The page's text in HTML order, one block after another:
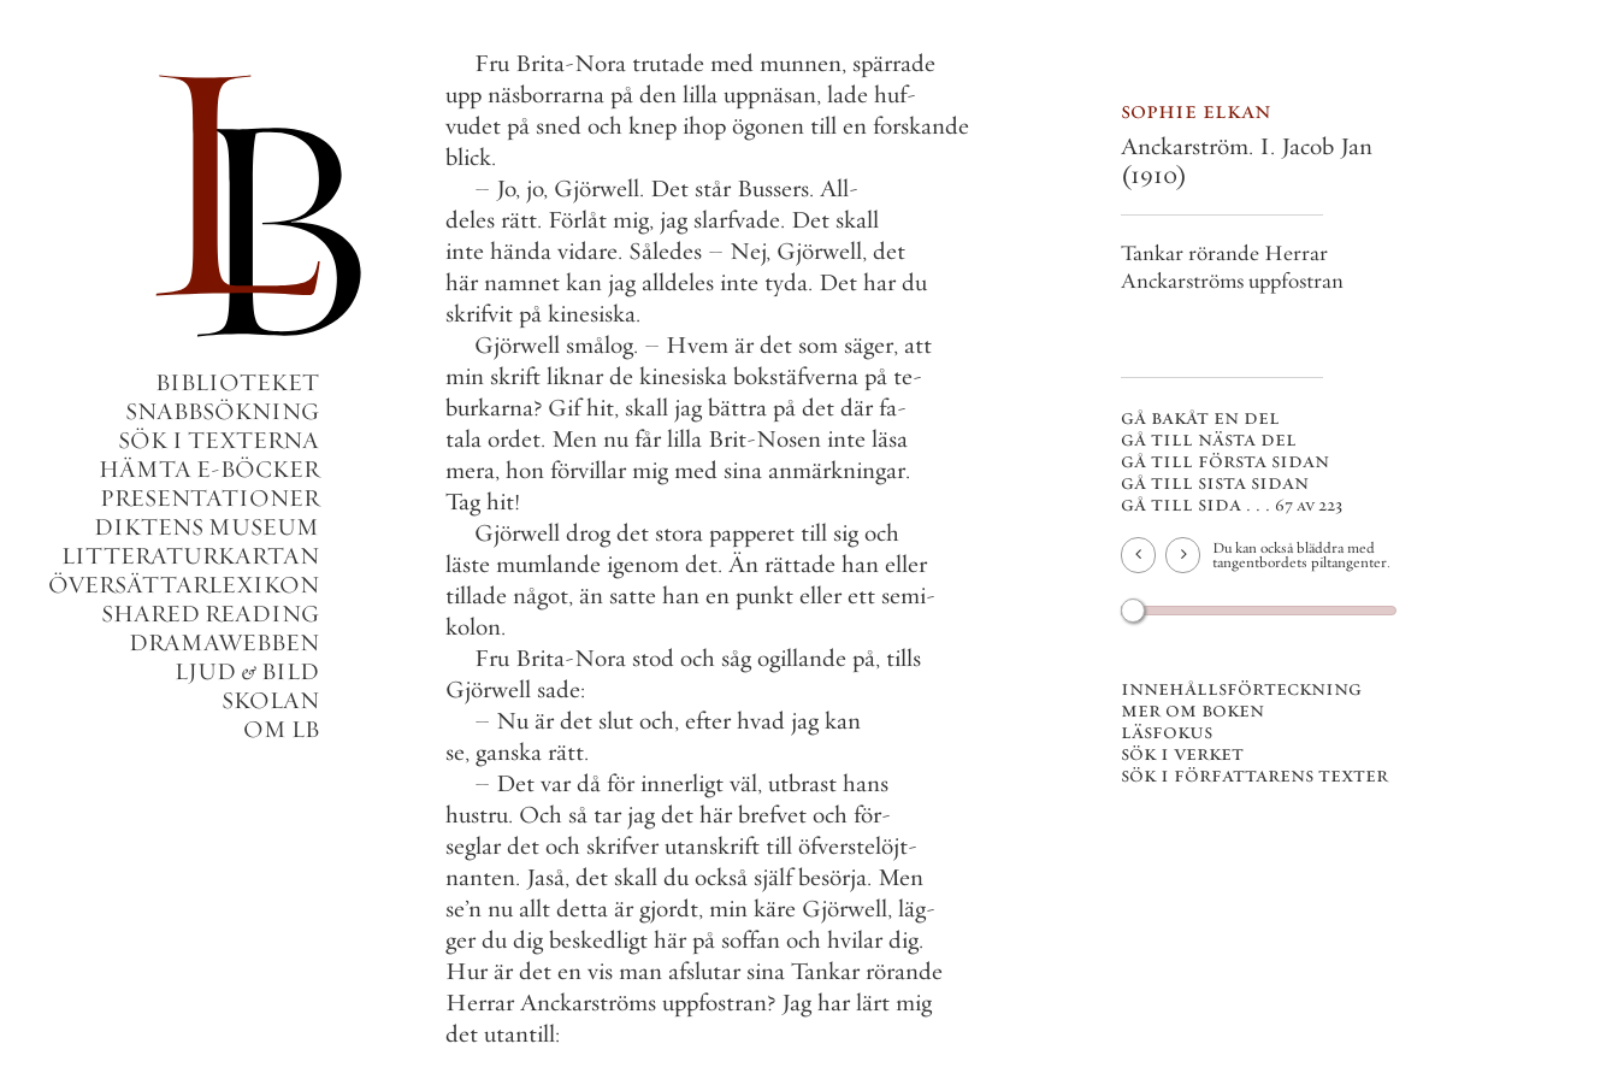
BIBLIOTEKET
SNABBSÖKNING
SÖK I TEXTERNA
HÄMTA E-BÖCKER
PRESENTATIONER
DIKTENS MUSEUM
LITTERATURKARTAN
ÖVERSÄTTARLEXIKON
SHARED READING
DRAMAWEBBEN
LJUD & BILD
SKOLAN
OM LB
Fru Brita-Nora trutade med munnen, spärrade
upp näsborrarna på den lilla uppnäsan, lade huf-
vudet på sned och knep ihop ögonen till en forskande
blick.
– Jo, jo, Gjörwell. Det står Bussers. All-
deles rätt. Förlåt mig, jag slarfvade. Det skall
inte hända vidare. Således – Nej, Gjörwell, det
här namnet kan jag alldeles inte tyda. Det har du
skrifvit på kinesiska.
Gjörwell smålog. – Hvem är det som säger, att
min skrift liknar de kinesiska bokstäfverna på te-
burkarna? Gif hit, skall jag bättra på det där fa-
tala ordet. Men nu får lilla Brit-Nosen inte läsa
mera, hon förvillar mig med sina anmärkningar.
Tag hit!
Gjörwell drog det stora papperet till sig och
läste mumlande igenom det. Än rättade han eller
tillade något, än satte han en punkt eller ett semi-
kolon.
Fru Brita-Nora stod och såg ogillande på, tills
Gjörwell sade:
– Nu är det slut och, efter hvad jag kan
se, ganska rätt.
– Det var då för innerligt väl, utbrast hans
hustru. Och så tar jag det här brefvet och för-
seglar det och skrifver utanskrift till öfverstelöjt-
nanten. Jaså, det skall du också själf besörja. Men
se’n nu allt detta är gjordt, min käre Gjörwell, läg-
ger du dig beskedligt här på soffan och hvilar dig.
Hur är det en vis man afslutar sina Tankar rörande
Herrar Anckarströms uppfostran? Jag har lärt mig
det utantill:
sophie elkan
Anckarström. I. Jacob Jan
(1910)
Tankar rörande Herrar
Anckarströms uppfostran
gå bakåt en del
gå till nästa del
gå till första sidan
gå till sista sidan
gå till sida . . . 67 av 223
Du kan också bläddra med
tangentbordets piltangenter.
innehållsförteckning
mer om boken
läsfokus
sök i verket
sök i författarens texter